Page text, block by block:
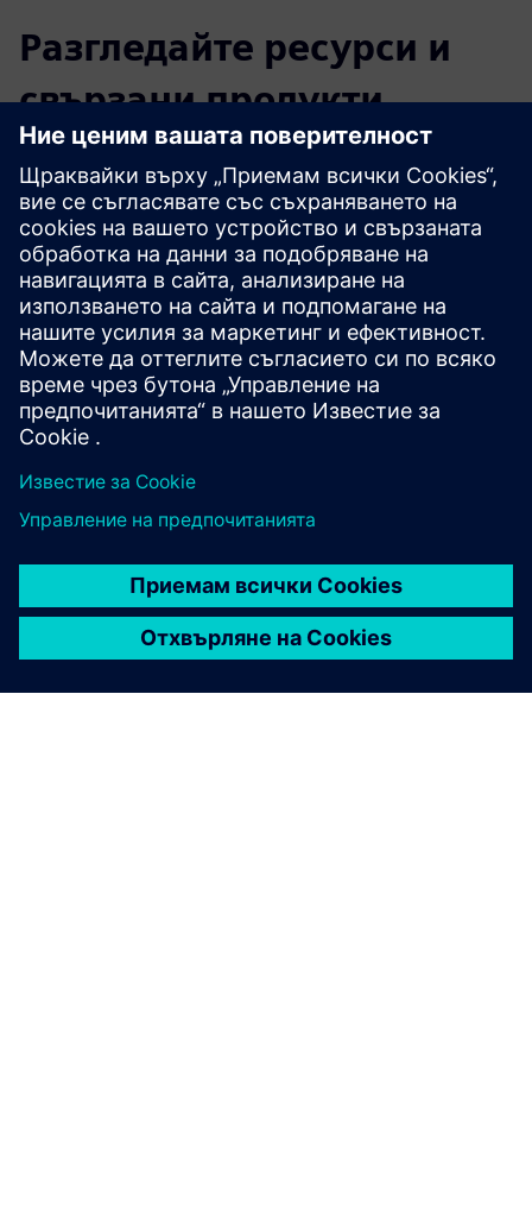
Разгледайте ресурси и
свързани продукти
Допълнителна информация и
ресурси
Допълнителна информация
Предпоставки
Моделиране на системи Камео
Polarion